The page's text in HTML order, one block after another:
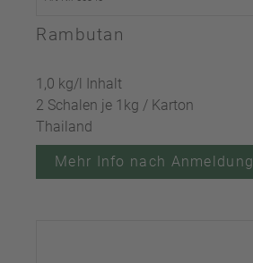
Rambutan
1,0 kg/l Inhalt
2 Schalen je 1kg / Karton
Thailand
Mehr Info nach Anmeldung